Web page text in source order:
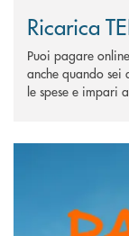
Ricarica
Puoi pagare
anche quando sei
le spese e impari